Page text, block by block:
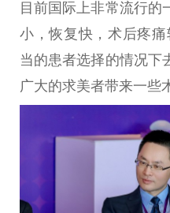
目前国际上非常流行的
小，恢复快，术后疼痛
当的患者选择的情况下
广大的求美者带来一些